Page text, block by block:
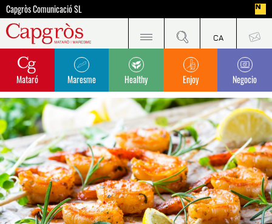
Capgròs Comunicació SL
Mataró Maresme Healthy Enjoy Negocio